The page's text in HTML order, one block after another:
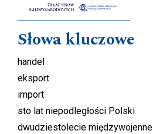
Słowa kluczowe
handel
eksport
import
sto lat niepodległości Polski
dwudziestolecie międzywojenne